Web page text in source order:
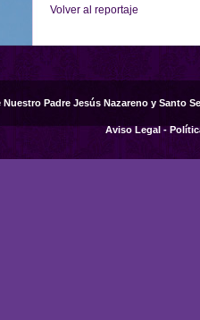
Volver al reportaje
Nuestro Padre Jesús Nazareno y Santo
Aviso Legal-